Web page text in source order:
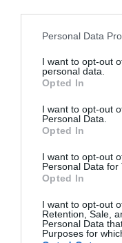
Please note that this
not limited to your
grant or deny consent
use your data for
consent section.
Personal Data
I want to opt-out
personal data.
Opted In
I want to opt-out
Personal Data.
Opted In
I want to opt-out
Personal Data for
Opted In
I want to opt-out
Retention, Sale,
Personal Data
Purposes for
hogy mit mondtál!”
el is rohant.
TA: Miért fontos
fizikailag is
PB: Mert ilyen a
eksztázis miatt.
tudatvesztés.
százalékig
vagyok.
TA: Ebből a